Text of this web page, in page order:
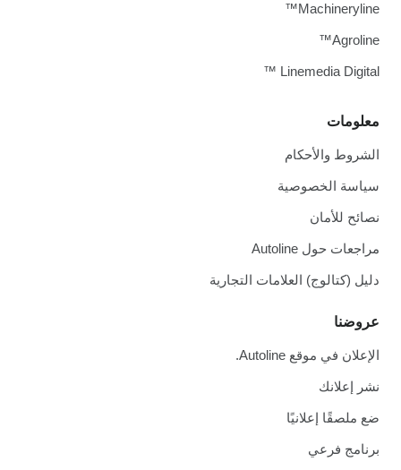
معلومات
الشروط والأحكام
سياسة الخصوصية
نصائح للأمان
مراجعات حول Autoline
دليل (كتالوج) العلامات التجارية
عروضنا
الإعلان في موقع Autoline.
نشر إعلانك
ضع ملصقًا إعلانيًا
برنامج فرعي
Machineryline™
Agroline™
Linemedia Digital ™